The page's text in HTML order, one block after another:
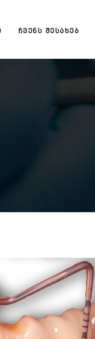
ᲩᲕᲔᲜᲡ ᲨᲔᲡᲐᲮᲔᲑ